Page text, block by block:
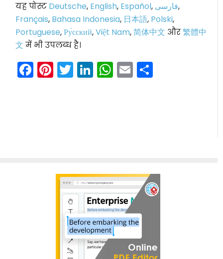
यह पोस्ट Deutsche, English, Español, فارسی,
Français, Bahasa Indonesia, 日本語, Polski,
Portuguese,Ру́сский,Việt Nam,简体中文 और繁體中
文 में भी उपलब्ध है।
Facebook
Pinterest
Twitter
LinkedIn
WhatsApp
Email